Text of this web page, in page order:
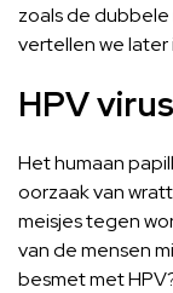
zoals de
vertellen we later
HPV virus
Het humaan
oorzaak van
meisjes tegen
van de mensen
besmet met